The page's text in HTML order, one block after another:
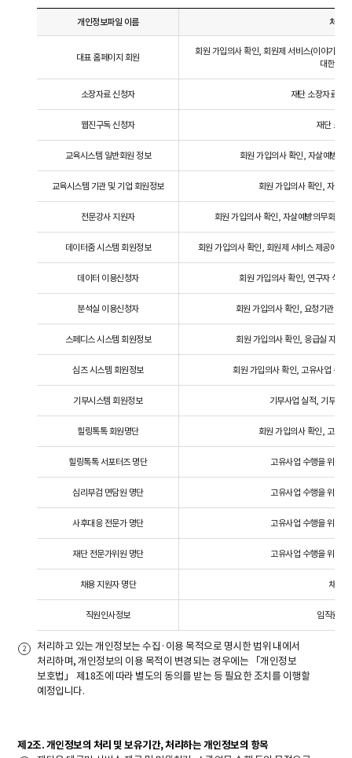
개인정보파일 이름 처리
대표 홈페이지 회원
회원 가입의사 확인, 회원제 서비스(이야기 공
대한 소
소장자료 신청자 재단 소장자료 신
웹진구독 신청자 재단 소식
교육시스템 일반회원 정보 회원 가입의사 확인, 자살예방의
교육시스템 기관 및 기업 회원정보 회원 가입의사 확인, 자살
전문강사 지원자 회원 가입의사 확인, 자살예방의무화 교
데이터줌 시스템 회원정보 회원 가입의사 확인, 회원제 서비스 제공에 따
데이터 이용신청자 회원 가입의사 확인, 연구자 식별
분석실 이용신청자 회원 가입의사 확인, 요청기관 식
스페디스 시스템 회원정보 회원 가입의사 확인, 응급실 자살
심즈 시스템 회원정보 회원 가입의사 확인, 고유사업 수행
기부시스템 회원정보 기부사업 실적, 기부영
힐링톡톡 회원명단 회원 가입의사 확인, 고유
힐링톡톡 서포터즈 명단 고유사업 수행을 위한
심리부검 면담원 명단 고유사업 수행을 위한
사후대응 전문가 명단 고유사업 수행을 위한
재단 전문가위원 명단 고유사업 수행을 위한
채용 지원자 명단 채용
직원인사정보 임직원 인
처리하고 있는 개인정보는 수집·이용 목적으로 명시한 범위 내에서
처리하며, 개인정보의 이용 목적이 변경되는 경우에는 「개인정보
보호법」 제18조에 따라 별도의 동의를 받는 등 필요한 조치를 이행할
예정입니다.
제2조. 개인정보의 처리 및 보유기간, 처리하는 개인정보의 항목